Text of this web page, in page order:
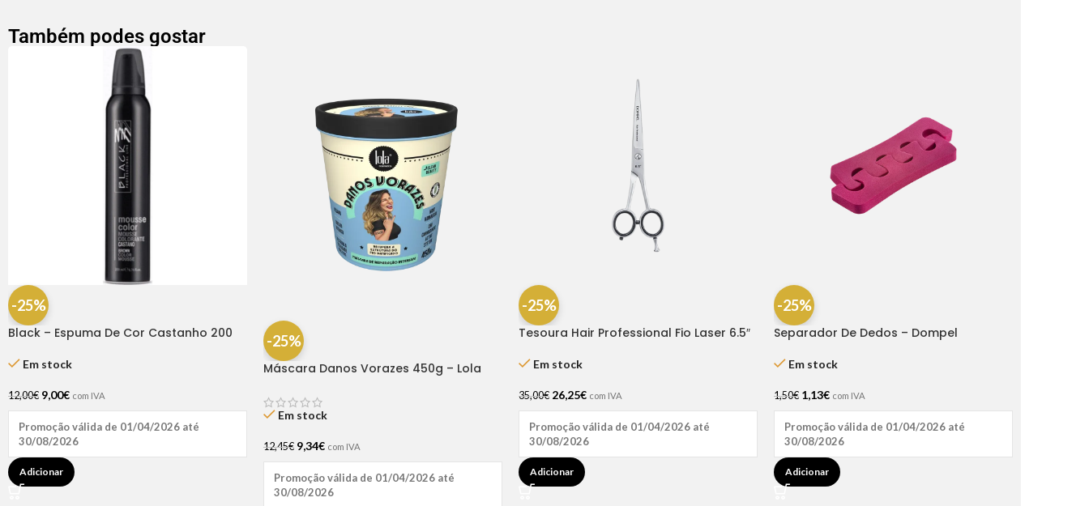
Também podes gostar
-25%
Black – Espuma De Cor Castanho 200
Em stock
12,00€ 9,00€ com IVA
Promoção válida de 01/04/2026 até
30/08/2026
Adicionar
-25%
Máscara Danos Vorazes 450g – Lola
Em stock
12,45€ 9,34€ com IVA
Promoção válida de 01/04/2026 até
30/08/2026
-25%
Tesoura Hair Professional Fio Laser 6.5″
Em stock
35,00€ 26,25€ com IVA
Promoção válida de 01/04/2026 até
30/08/2026
Adicionar
-25%
Separador De Dedos – Dompel
Em stock
1,50€ 1,13€ com IVA
Promoção válida de 01/04/2026 até
30/08/2026
Adicionar